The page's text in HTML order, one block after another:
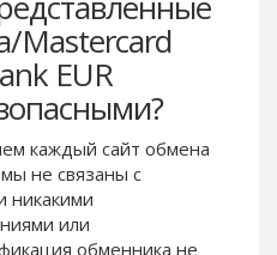
Mastercard
EUR
каждый сайт обмена
не связаны c
никакими
или
обменника не
AliPay CNY
UnionPay CNY
Paymer USD
Paymer UAH
Capitalist USD
Capitalist RUB